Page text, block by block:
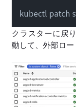
kubectl patch
クラスターに戻
動して、外部ロー